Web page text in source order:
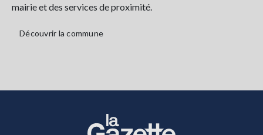
mairie et des services de proximité.
Découvrir la commune